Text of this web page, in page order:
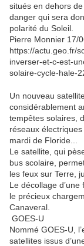
situés en dehors de
danger qui sera
polarité du Soleil.
Pierre Monnier 17/
https://actu.geo.fr/
inverser-et-c-est-
solaire-cycle-hale-
Un nouveau
considérablement
tempêtes solaires,
réseaux
mardi de Floride...
Le satellite, qui
bus scolaire,
les feux sur Terre,
Le décollage
le précieux
Canaveral.
GOES-U
Nommé GOES-U,
satellites issus